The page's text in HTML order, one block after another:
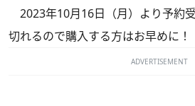
2023年10月16日（月）より予約
切れるので購入する方はお早めに！
ADVERTISEMENT